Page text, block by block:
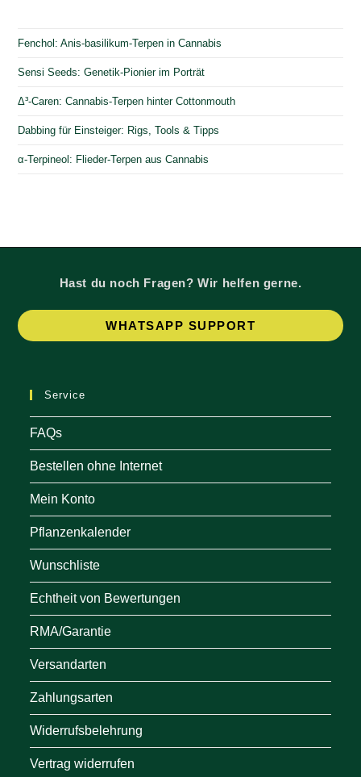
Fenchol: Anis-basilikum-Terpen in Cannabis
Sensi Seeds: Genetik-Pionier im Porträt
Δ³-Caren: Cannabis-Terpen hinter Cottonmouth
Dabbing für Einsteiger: Rigs, Tools & Tipps
α-Terpineol: Flieder-Terpen aus Cannabis
Hast du noch Fragen? Wir helfen gerne.
WHATSAPP SUPPORT
Service
FAQs
Bestellen ohne Internet
Mein Konto
Pflanzenkalender
Wunschliste
Echtheit von Bewertungen
RMA/Garantie
Versandarten
Zahlungsarten
Widerrufsbelehrung
Vertrag widerrufen